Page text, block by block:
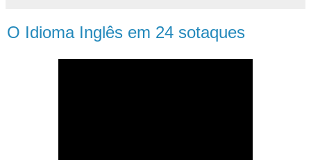
O Idioma Inglês em 24 sotaques